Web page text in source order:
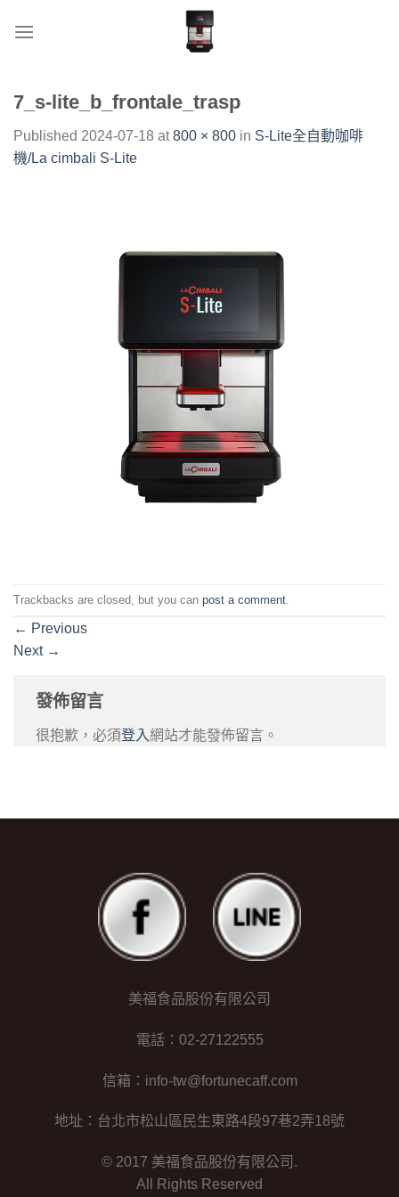
7_s-lite_b_frontale_trasp
Published 2024-07-18 at800 × 800 in S-Lite全自動咖啡
機/La cimbali S-Lite
Trackbacks are closed, but you can post a comment
← Previous
Next →
發佈留言
很抱歉，必須登入網站才能發佈留言。
美福食品股份有限公司
電話：02-27122555
信箱：info-tw@fortunecaff.com
地址：台北市松山區民生東路4段97巷2弄18號
© 2017 美福食品股份有限公司.
All Rights Reserved